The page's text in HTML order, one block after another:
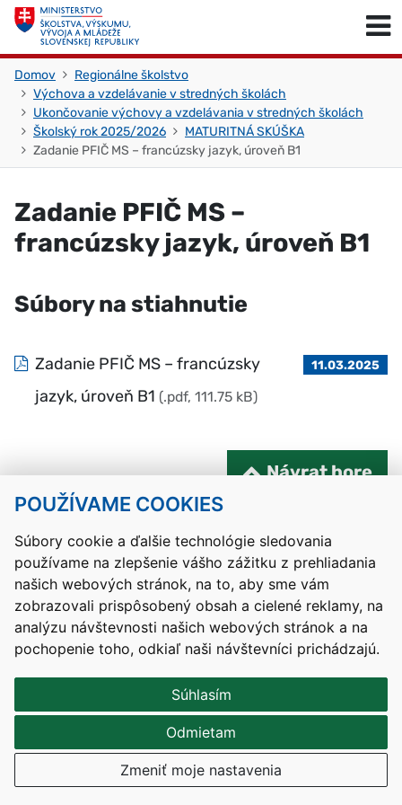
POUŽÍVAME COOKIES
Súbory cookie a ďalšie technológie sledovania
používame na zlepšenie vášho zážitku z prehliadania
našich webových stránok, na to, aby sme vám
zobrazovali prispôsobený obsah a cielené reklamy, na
analýzu návštevnosti našich webových stránok a na
pochopenie toho, odkiaľ naši návštevníci prichádzajú.
Súhlasím
Odmietam
Zmeniť moje nastavenia
Skočiť na obsah
Domov
Regionálne školstvo
Výchova a vzdelávanie v stredných školách
Ukončovanie výchovy a vzdelávania v stredných školách
Školský rok 2025/2026
MATURITNÁ SKÚŠKA
Zadanie PFIČ MS – francúzsky jazyk, úroveň B1
Zadanie PFIČ MS –
francúzsky jazyk, úroveň B1
Súbory na stiahnutie
Zadanie PFIČ MS – francúzsky
jazyk, úroveň B1 (.pdf, 111.75 kB)
11.03.2025
Skočiť na začiatok stránky
Návrat hore
Kontakty Mapa stránky RSS
Vyhlásenie o prístupnosti
Nastavenia cookies
Prevádzkovateľom služby je Ministerstvo školstva, výskumu,
vývoja a mládeže Slovenskej republiky.
Tvorba stránok: Aglo Solutions
Redakčný systém : SysCom